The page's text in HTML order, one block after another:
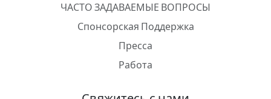
ЧАСТО ЗАДАВАЕМЫЕ ВОПРОСЫ
Спонсорская Поддержка
Пресса
Работа